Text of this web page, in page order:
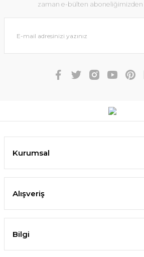
zaman e-bülten aboneliğimizden
Kurumsal
Alışveriş
Bilgi